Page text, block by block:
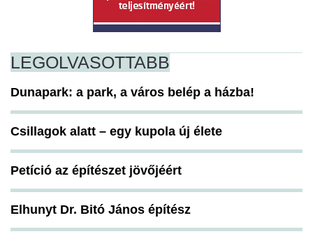
LEGOLVASOTTABB
Dunapark: a park, a város belép a házba!
Csillagok alatt – egy kupola új élete
Petíció az építészet jövőjéért
Elhunyt Dr. Bitó János építész